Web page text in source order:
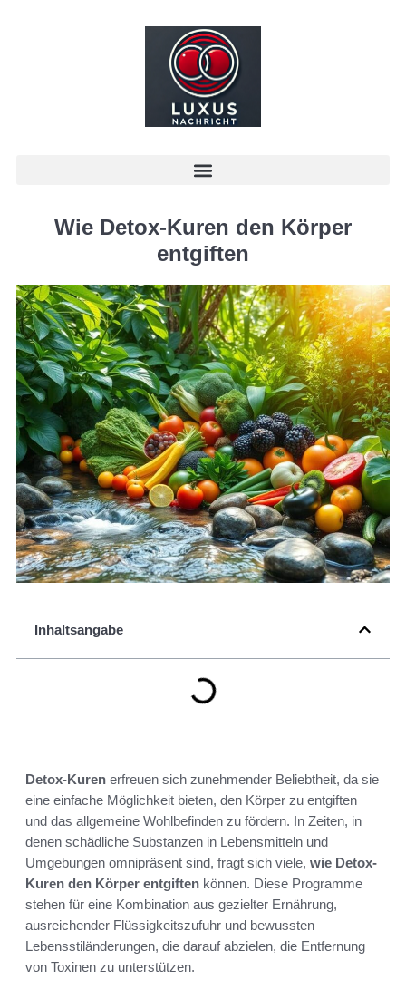
Wie Detox-Kuren den Körper
entgiften
Inhaltsangabe
Detox-Kuren erfreuen sich zunehmender Beliebtheit, da sie
eine einfache Möglichkeit bieten, den Körper zu entgiften
und das allgemeine Wohlbefinden zu fördern. In Zeiten, in
denen schädliche Substanzen in Lebensmitteln und
Umgebungen omnipräsent sind, fragt sich viele, wie Detox-
Kuren den Körper entgiften können. Diese Programme
stehen für eine Kombination aus gezielter Ernährung,
ausreichender Flüssigkeitszufuhr und bewussten
Lebensstiländerungen, die darauf abzielen, die Entfernung
von Toxinen zu unterstützen.